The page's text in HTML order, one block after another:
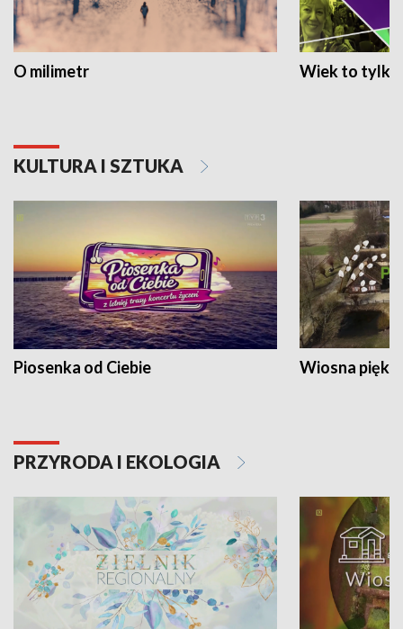
O milimetr Wiek to tylko
KULTURA I SZTUKA
Piosenka od Ciebie Wiosna
PRZYRODA I EKOLOGIA